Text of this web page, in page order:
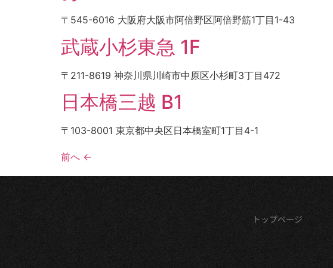
〒545-6016 大阪府大阪市阿倍野区阿倍野筋1丁目1-43
武蔵小杉東急 1F
〒211-8619 神奈川県川崎市中原区小杉町3丁目472
日本橋三越 B1
〒103-8001 東京都中央区日本橋室町1丁目4-1
前へ ←
トップページ